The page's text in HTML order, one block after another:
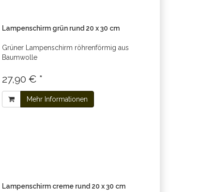
Lampenschirm grün rund 20 x 30 cm
Grüner Lampenschirm röhrenförmig aus
Baumwolle
27,90 € *
Mehr Informationen
Lampenschirm creme rund 20 x 30 cm